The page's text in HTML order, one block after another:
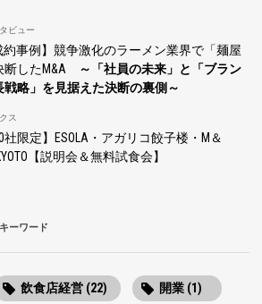
ビュー
約事例】競争激化のラーメン業界で「麺屋
断したM&A
～「社員の未来」と「ブラン
戦略」を見据えた決断の裏側～
ス
社限定】ESOLA・アガリコ餃子楼・M＆
【説明会＆無料試食会】
ーワード
飲食店経営 (22) 開業 (1)